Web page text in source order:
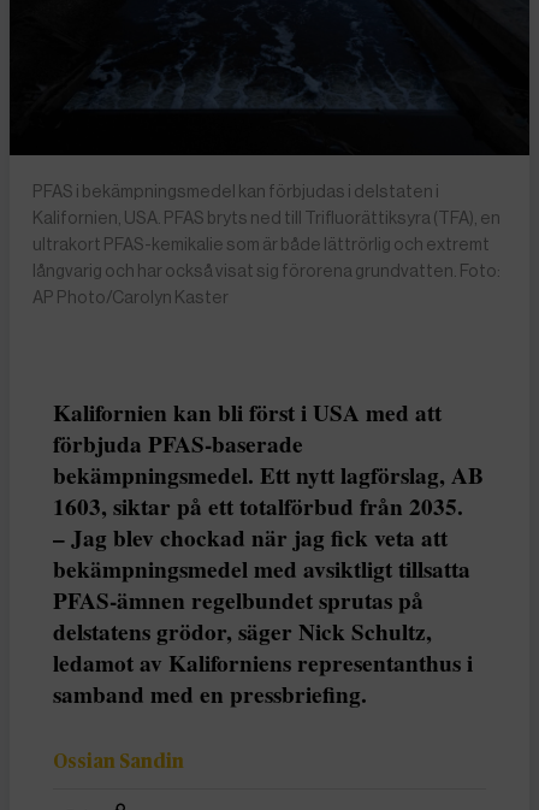
PFAS i bekämpningsmedel kan förbjudas i delstaten i
Kalifornien, USA. PFAS bryts ned till Trifluorättiksyra (TFA), en
ultrakort PFAS-kemikalie som är både lättrörlig och extremt
långvarig och har också visat sig förorena grundvatten. Foto:
AP Photo/Carolyn Kaster
Kalifornien kan bli först i USA med att
förbjuda PFAS-baserade
bekämpningsmedel. Ett nytt lagförslag, AB
1603, siktar på ett totalförbud från 2035.
– Jag blev chockad när jag fick veta att
bekämpningsmedel med avsiktligt tillsatta
PFAS-ämnen regelbundet sprutas på
delstatens grödor, säger Nick Schultz,
ledamot av Kaliforniens representanthus i
samband med en pressbriefing.
Ossian Sandin